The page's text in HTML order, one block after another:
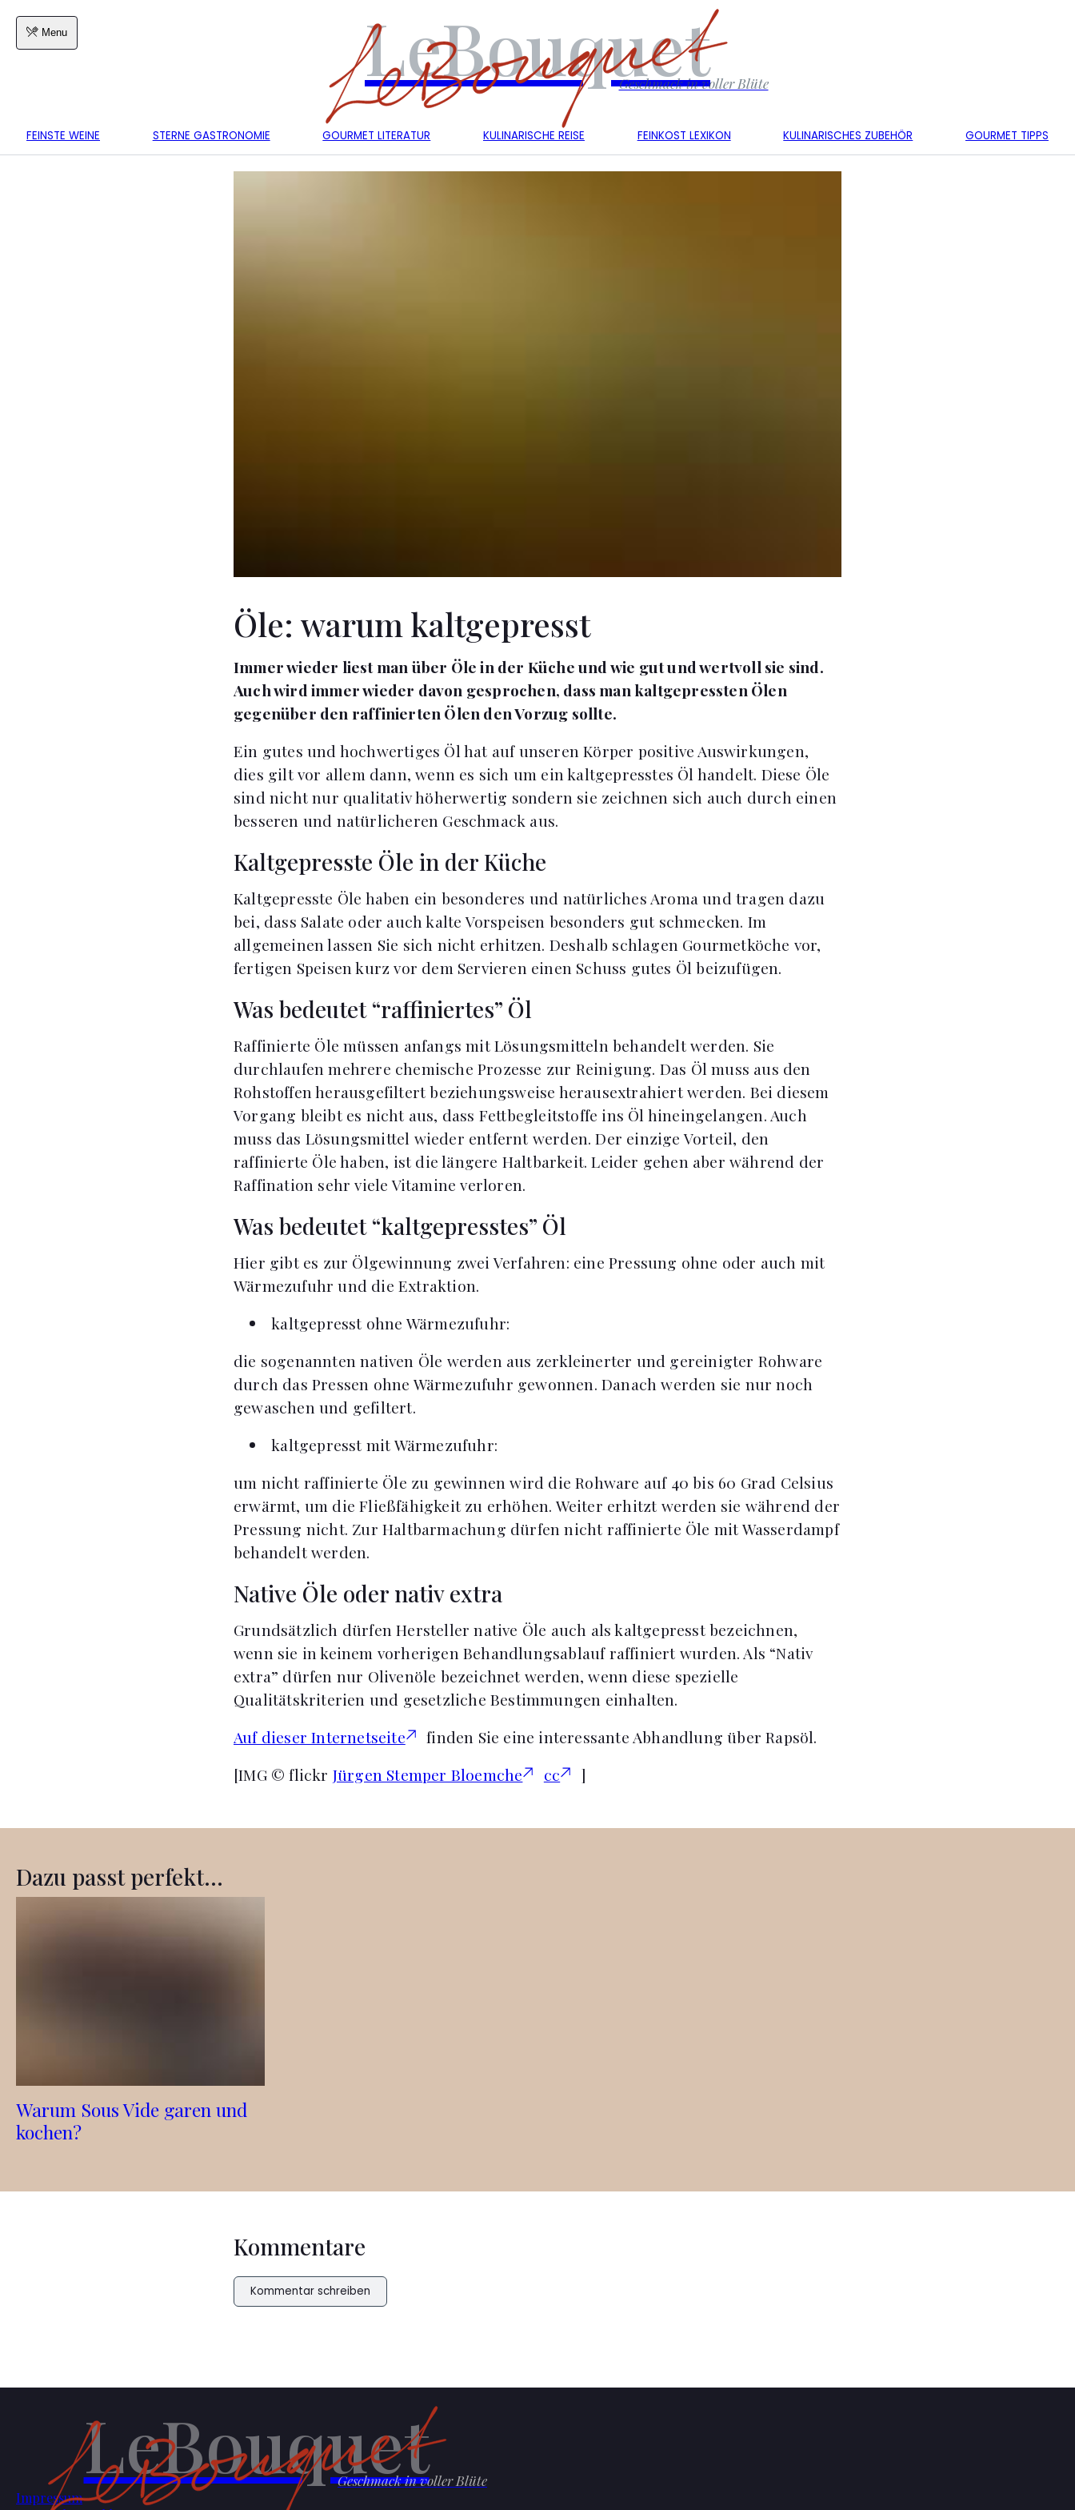
Menu LeBouquet
Geschmack in voller Blüte
FEINSTE WEINE STERNE GASTRONOMIE GOURMET LITERATUR KULINARISCHE REISE FEINKOST LEXIKON KULINARISCHES ZUBEHÖR GOURMET TIPPS
Öle: warum kaltgepresst
Immer wieder liest man über Öle in der Küche und wie gut und wertvoll sie sind.
Auch wird immer wieder davon gesprochen, dass man kaltgepressten Ölen
gegenüber den raffinierten Ölen den Vorzug sollte.
Ein gutes und hochwertiges Öl hat auf unseren Körper positive Auswirkungen,
dies gilt vor allem dann, wenn es sich um ein kaltgepresstes Öl handelt. Diese Öle
sind nicht nur qualitativ höherwertig sondern sie zeichnen sich auch durch einen
besseren und natürlicheren Geschmack aus.
Kaltgepresste Öle in der Küche
Kaltgepresste Öle haben ein besonderes und natürliches Aroma und tragen dazu
bei, dass Salate oder auch kalte Vorspeisen besonders gut schmecken. Im
allgemeinen lassen Sie sich nicht erhitzen. Deshalb schlagen Gourmetköche vor,
fertigen Speisen kurz vor dem Servieren einen Schuss gutes Öl beizufügen.
Was bedeutet “raffiniertes” Öl
Raffinierte Öle müssen anfangs mit Lösungsmitteln behandelt werden. Sie
durchlaufen mehrere chemische Prozesse zur Reinigung. Das Öl muss aus den
Rohstoffen herausgefiltert beziehungsweise herausextrahiert werden. Bei diesem
Vorgang bleibt es nicht aus, dass Fettbegleitstoffe ins Öl hineingelangen. Auch
muss das Lösungsmittel wieder entfernt werden. Der einzige Vorteil, den
raffinierte Öle haben, ist die längere Haltbarkeit. Leider gehen aber während der
Raffination sehr viele Vitamine verloren.
Was bedeutet “kaltgepresstes” Öl
Hier gibt es zur Ölgewinnung zwei Verfahren: eine Pressung ohne oder auch mit
Wärmezufuhr und die Extraktion.
kaltgepresst ohne Wärmezufuhr:
die sogenannten nativen Öle werden aus zerkleinerter und gereinigter Rohware
durch das Pressen ohne Wärmezufuhr gewonnen. Danach werden sie nur noch
gewaschen und gefiltert.
kaltgepresst mit Wärmezufuhr:
um nicht raffinierte Öle zu gewinnen wird die Rohware auf 40 bis 60 Grad Celsius
erwärmt, um die Fließfähigkeit zu erhöhen. Weiter erhitzt werden sie während der
Pressung nicht. Zur Haltbarmachung dürfen nicht raffinierte Öle mit Wasserdampf
behandelt werden.
Native Öle oder nativ extra
Grundsätzlich dürfen Hersteller native Öle auch als kaltgepresst bezeichnen,
wenn sie in keinem vorherigen Behandlungsablauf raffiniert wurden. Als “Nativ
extra” dürfen nur Olivenöle bezeichnet werden, wenn diese spezielle
Qualitätskriterien und gesetzliche Bestimmungen einhalten.
Auf dieser Internetseite
finden Sie eine interessante Abhandlung über Rapsöl.
[IMG © flickr Jürgen Stemper Bloemche cc ]
Dazu passt perfekt...
Warum Sous Vide garen und
kochen?
Kommentare
Kommentar schreiben
LeBouquet
Geschmack in voller Blüte
Impressum